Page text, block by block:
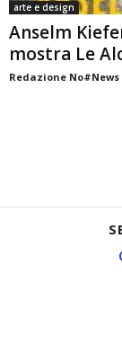
arte e design
Anselm
mostra Le
Redazione No#News